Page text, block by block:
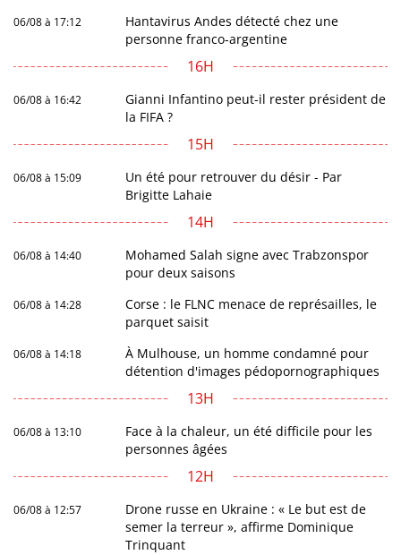
06/08 à 17:12
Hantavirus Andes détecté chez une
personne franco-argentine
16H
06/08 à 16:42
Gianni Infantino peut-il rester président de
la FIFA ?
15H
06/08 à 15:09
Un été pour retrouver du désir - Par
Brigitte Lahaie
14H
06/08 à 14:40
Mohamed Salah signe avec Trabzonspor
pour deux saisons
06/08 à 14:28
Corse : le FLNC menace de représailles, le
parquet saisit
06/08 à 14:18
À Mulhouse, un homme condamné pour
détention d'images pédopornographiques
13H
06/08 à 13:10
Face à la chaleur, un été difficile pour les
personnes âgées
12H
06/08 à 12:57
Drone russe en Ukraine : « Le but est de
semer la terreur », affirme Dominique
Trinquant